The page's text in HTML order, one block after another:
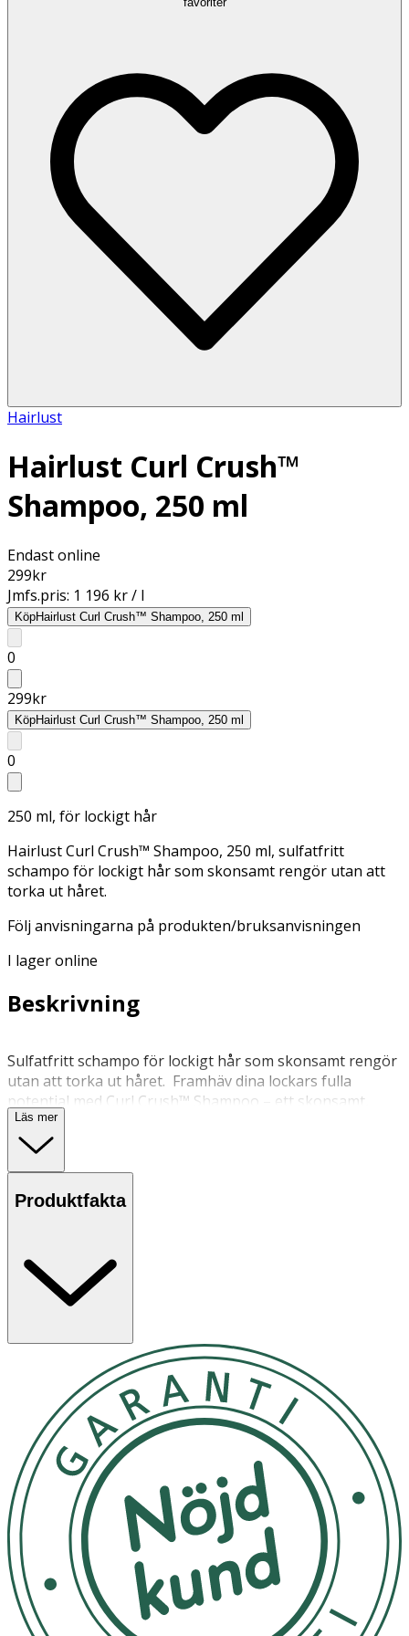
Hairlust
Hairlust Curl Crush™
Shampoo, 250 ml
Endast online
299kr
Jmfs.pris: 1 196 kr / l
KöpHairlust Curl Crush™ Shampoo, 250 ml
0
299kr
KöpHairlust Curl Crush™ Shampoo, 250 ml
0
250 ml, för lockigt hår
Hairlust Curl Crush™ Shampoo, 250 ml, sulfatfritt
schampo för lockigt hår som skonsamt rengör utan att
torka ut håret.
Följ anvisningarna på produkten/bruksanvisningen
I lager online
Beskrivning
Sulfatfritt schampo för lockigt hår som skonsamt rengör
utan att torka ut håret. Framhäv dina lockars fulla
potential med Curl Crush™ Shampoo – ett skonsamt,
sulfatfritt schampo för lockigt hår som effektivt rengör
utan att torka ut eller avlägsna hårets naturliga oljor.
och texturerat hår och tar varsamt bort produktrester
och uppbyggnader, samtidigt som den tillför lätt fukt och
ris, närande bambuextrakt och en fuktgivande blandning
av ekologiska extrakt från aloe vera, ingefära och açaí.
Denna vårdande sammansättning får detta schampo för
återfukta och tämja torra, frissiga lockar – och lämnar
håret mjukt, glansigt och fullt av spänst och liv.
Masseras in i vått hår och skölj ur. Upprepa vid behov för
att aktivera skumprocessen. Följ upp med Curl Crush™
Conditioner och låt verka i 2–3 minuter. Skölj noggrant.
Förvara på en sval plats, skyddad från direkt solljus. Håll
flaskan väl tillsluten när den inte används.
OK för gravida och ammande:
Ja
Ingredienser:
Aqua, Lauryl Glucoside, Aloe Barbadensis Leaf Juice*,
Läs mer
Produktfakta